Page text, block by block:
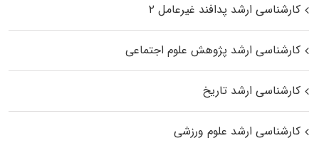
کارشناسی ارشد پدافند غیرعامل ۲
کارشناسی ارشد پژوهش علوم اجتماعی
کارشناسی ارشد تاریخ
کارشناسی ارشد علوم ورزشی